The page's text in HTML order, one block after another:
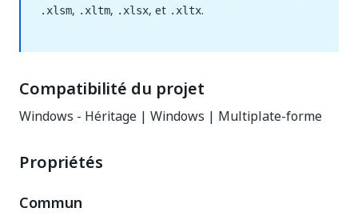
.xlsm, .xltm, .xlsx, et .xltx.
Compatibilité du projet
Windows - Héritage | Windows | Multiplate-forme
Propriétés
Commun